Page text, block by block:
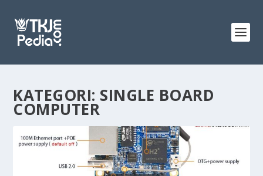
KATEGORI: SINGLE BOARD
COMPUTER